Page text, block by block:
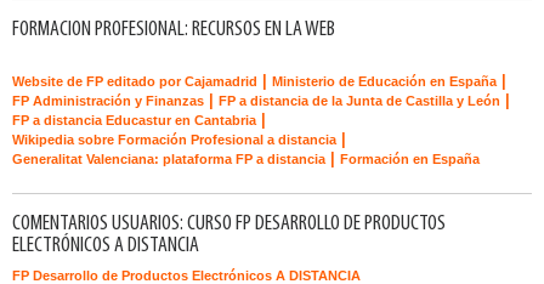
FORMACION PROFESIONAL: RECURSOS EN LA WEB
Website de FP editado por Cajamadrid Ministerio de Educación en España
FP Administración y Finanzas FP a distancia de la Junta de Castilla y León
FP a distancia Educastur en Cantabria
Wikipedia sobre Formación Profesional a distancia
Generalitat Valenciana: plataforma FP a distancia Formación en España
COMENTARIOS USUARIOS: CURSO FP DESARROLLO DE PRODUCTOS
ELECTRÓNICOS A DISTANCIA
FP Desarrollo de Productos Electrónicos A DISTANCIA